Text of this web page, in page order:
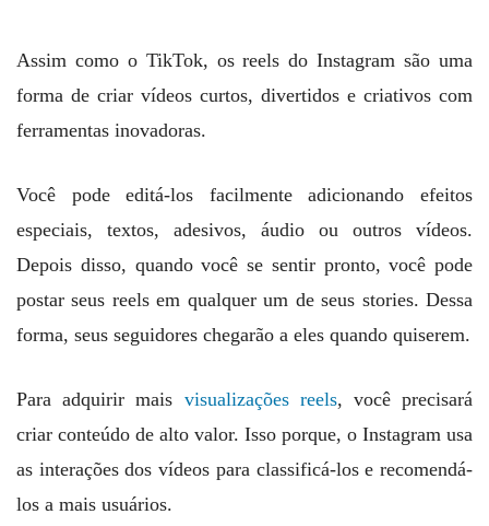
Assim como o TikTok, os reels do Instagram são uma
forma de criar vídeos curtos, divertidos e criativos com
ferramentas inovadoras.
Você pode editá-los facilmente adicionando efeitos
especiais, textos, adesivos, áudio ou outros vídeos.
Depois disso, quando você se sentir pronto, você pode
postar seus reels em qualquer um de seus stories. Dessa
forma, seus seguidores chegarão a eles quando quiserem.
Para adquirir mais visualizações reels, você precisará
criar conteúdo de alto valor. Isso porque, o Instagram usa
as interações dos vídeos para classificá-los e recomendá-
los a mais usuários.